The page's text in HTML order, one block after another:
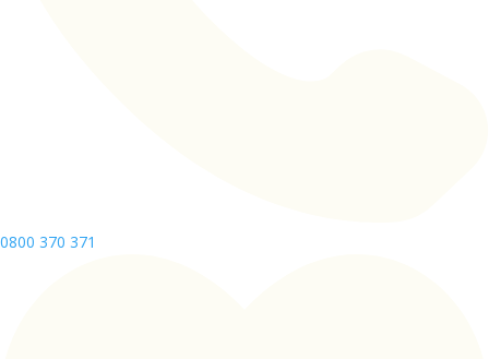
0800 370 371